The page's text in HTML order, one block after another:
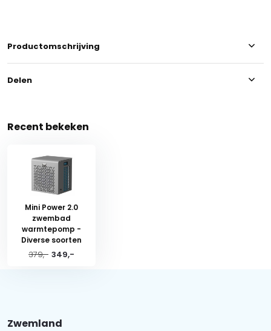
Productomschrijving
Delen
Recent bekeken
Mini Power 2.0
zwembad
warmtepomp -
Diverse soorten
379,- 349,-
Zwemland